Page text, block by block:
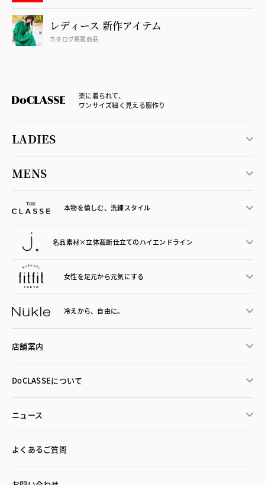
レディース 新作アイテム
カタログ掲載商品
楽に着られて、
ワンサイズ細く見える服作り
LADIES
MENS
本物を愉しむ、洗練スタイル
名品素材×立体裁断仕立てのハイエンドライン
女性を足元から元気にする
冷えから、 自由に。
店舗案内
DoCLASSEについて
ニュース
よくあるご質問